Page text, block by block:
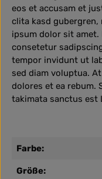
eos et accusam et
clita kasd gubergren,
ipsum dolor sit
consetetur
tempor invidunt ut
sed diam voluptua.
dolores et ea rebum.
takimata sanctus est
Farbe:
Größe: